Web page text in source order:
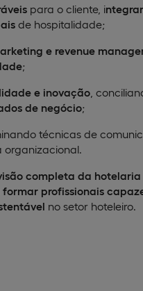
para o cliente, i
de hospitalidade;
e revenue
;
e inovação ,
de negócio;
técnicas de
organizacional.
completa da hotelaria
formar profissionais
no setor hoteleiro.